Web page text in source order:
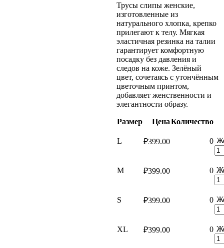
Трусы слипы женские,
изготовленные из
натурального хлопка, крепко
прилегают к телу. Мягкая
эластичная резинка на талии
гарантирует комфортную
посадку без давления и
следов на коже. Зелёный
цвет, сочетаясь с утончённым
цветочным принтом,
добавляет женственности и
элегантности образу.
Размер ЦенаКоличество
L ₽399.00 0
M ₽399.00 0
S ₽399.00 0
XL ₽399.00 0